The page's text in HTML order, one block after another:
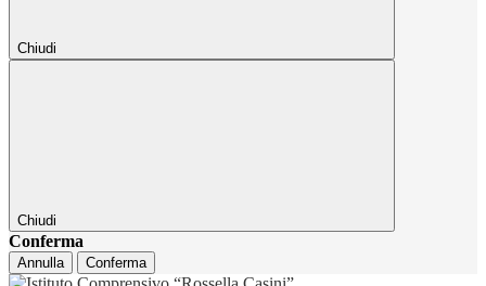
Chiudi
Chiudi
Conferma
Annulla Conferma